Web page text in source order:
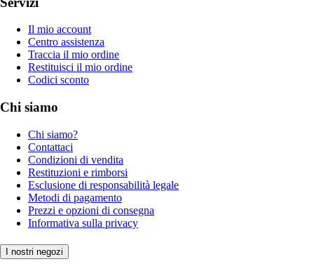
Il mio account
Centro assistenza
Traccia il mio ordine
Restituisci il mio ordine
Codici sconto
Chi siamo
Chi siamo?
Contattaci
Condizioni di vendita
Restituzioni e rimborsi
Esclusione di responsabilità legale
Metodi di pagamento
Prezzi e opzioni di consegna
Informativa sulla privacy
I nostri negozi